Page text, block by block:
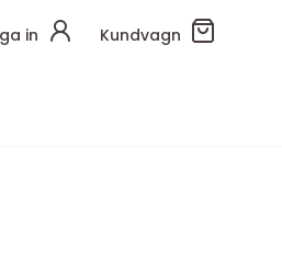
in Kundvagn